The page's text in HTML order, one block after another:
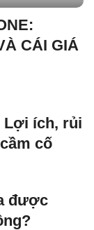
CÁI GIÁ
Lợi ích, rủi
cố
được